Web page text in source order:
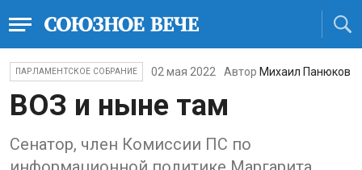
ПАРЛАМЕНТСКОЕ СОБРАНИЕ 02 мая 2022 Автор Михаил Панюков
ВОЗ и ныне там
Сенатор, член Комиссии ПС по